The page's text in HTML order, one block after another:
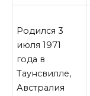
Родился 3
июля 1971
года в
Таунсвилле,
Австралия